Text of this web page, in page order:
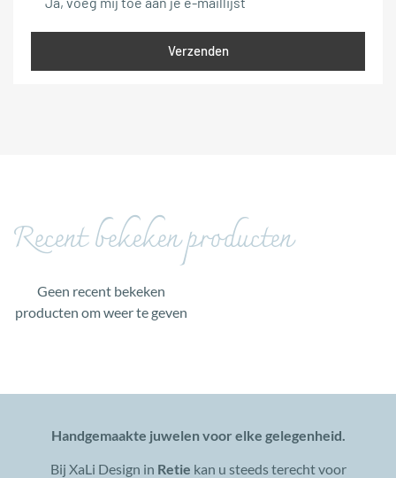
Recent bekeken producten
Geen recent bekeken
producten om weer te geven
Handgemaakte juwelen voor elke gelegenheid.
Bij XaLi Design in Retie kan u steeds terecht voor